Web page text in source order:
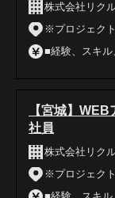
株式会社リク
※プロジェク
■経験、スキ
【宮城】
社員
株式会社リク
※プロジェク